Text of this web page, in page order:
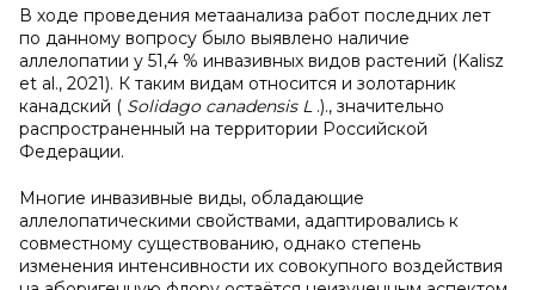
В ходе проведения метаанализа работ последних лет
по данному вопросу было выявлено наличие
аллелопатии у 51,4 % инвазивных видов растений (Kalisz
et al., 2021). К таким видам относится и золотарник
канадский ( Solidago canadensis L .)., значительно
распространенный на территории Российской
Федерации.
Многие инвазивные виды, обладающие
аллелопатическими свойствами, адаптировались к
совместному существованию, однако степень
изменения интенсивности их совокупного воздействия